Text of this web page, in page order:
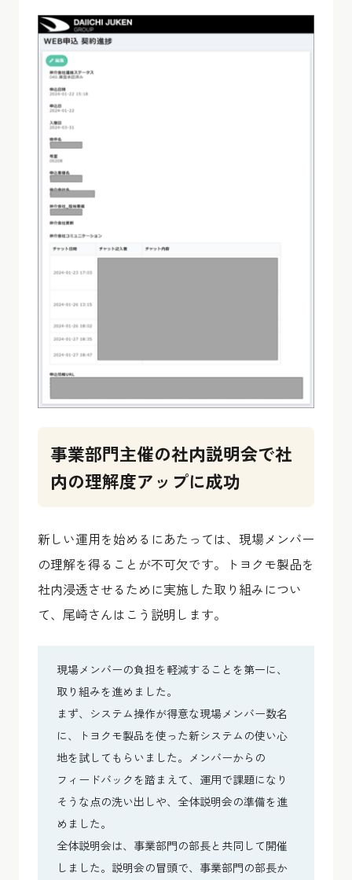
事業部門主催の社内説明会で社
内の理解度アップに成功
新しい運用を始めるにあたっては、現場メンバー
の理解を得ることが不可欠です。トヨクモ製品を
社内浸透させるために実施した取り組みについ
て、尾崎さんはこう説明します。
現場メンバーの負担を軽減することを第一に、
取り組みを進めました。
まず、システム操作が得意な現場メンバー数名
に、トヨクモ製品を使った新システムの使い心
地を試してもらいました。メンバーからの
フィードバックを踏まえて、運用で課題になり
そうな点の洗い出しや、全体説明会の準備を進
めました。
全体説明会は、事業部門の部長と共同して開催
しました。説明会の冒頭で、事業部門の部長か